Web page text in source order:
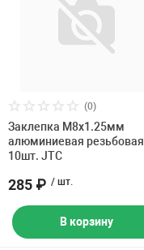
(0)
Заклепка M8х1.25мм
алюминиевая резьбовая
10шт. JTC
285 ₽ / шт.
В корзину